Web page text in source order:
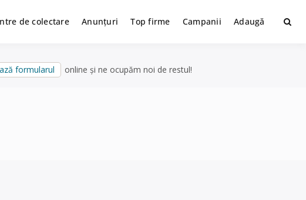
de colectare Anunțuri Top firme Campanii Adaugă
formularul online și ne ocupăm noi de restul!